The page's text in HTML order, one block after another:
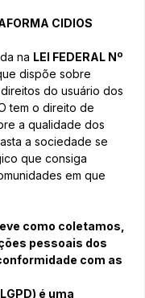
CIDIOS
na LEI FEDERAL Nº
dispõe sobre
do usuário dos
tem o direito de
a qualidade dos
a sociedade se
que consiga
em que
como coletamos,
pessoais dos
com as
é uma